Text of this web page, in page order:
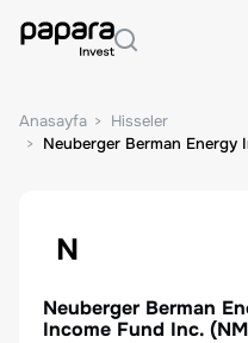
Anasayfa
Hisseler
Neuberger Berman
N
Neuberger Berman
Income Fund Inc. (